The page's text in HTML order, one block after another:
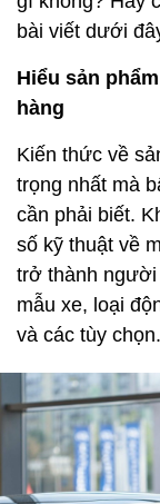
bài viết dưới
Hiểu sản
hàng
Kiến thức về
trọng nhất mà
cần phải biết.
số kỹ thuật về
trở thành người
mẫu xe, loại
và các tùy chọn.